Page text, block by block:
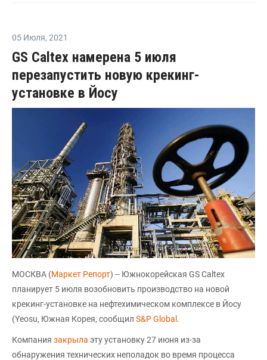
05 Июля, 2021
GS Caltex намерена 5 июля
перезапустить новую крекинг-
установке в Йосу
МОСКВА (Маркет Репорт) -- Южнокорейская GS Caltex
планирует 5 июля возобновить производство на новой
крекинг-установке на нефтехимическом комплексе в Йосу
(Yeosu, Южная Корея, сообщил S&P Global .
Компания закрыла эту установку 27 июня из-за
обнаружения технических неполадок во время процесса